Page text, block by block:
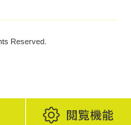
Reserved.